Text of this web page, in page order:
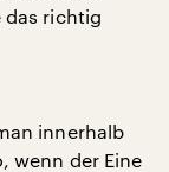
das richtig
innerhalb
wenn der Eine